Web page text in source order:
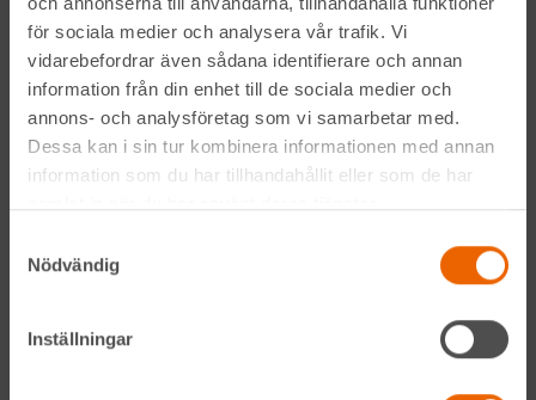
för sociala medier och analysera vår trafik. Vi
vidarebefordrar även sådana identifierare och annan
information från din enhet till de sociala medier och
annons- och analysföretag som vi samarbetar med.
Dessa kan i sin tur kombinera informationen med annan
information som du har tillhandahållit eller som de har
Nödvändig
Inställningar
Genom att anmäla mig till nyhetsbrevet godkänner jag
Hyreslandslagetsintegritetspolicy.
Facebook
Instagram